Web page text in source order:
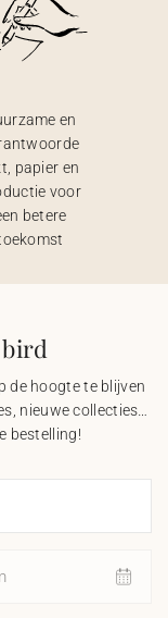
en
papier en
voor
betere
de hoogte te blijven
nieuwe collecties…
bestelling!